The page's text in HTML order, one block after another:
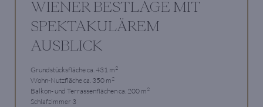
WIENER BESTLAGE MIT
SPEKTAKULÄREM
AUSBLICK
Grundstücksfläche ca. 431 m2
Wohn-Nutzfläche ca. 350 m2
Balkon- und Terrassenflächen ca. 200 m2
Schlafzimmer 3